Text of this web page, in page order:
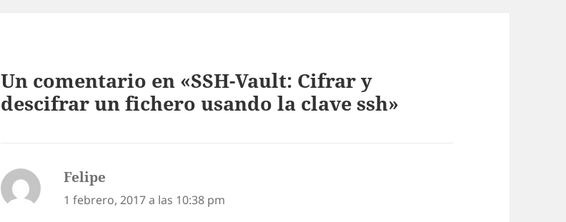
Un comentario en «SSH-Vault: Cifrar y
descifrar un fichero usando la clave ssh»
Felipe
1 febrero, 2017 a las 10:38 pm